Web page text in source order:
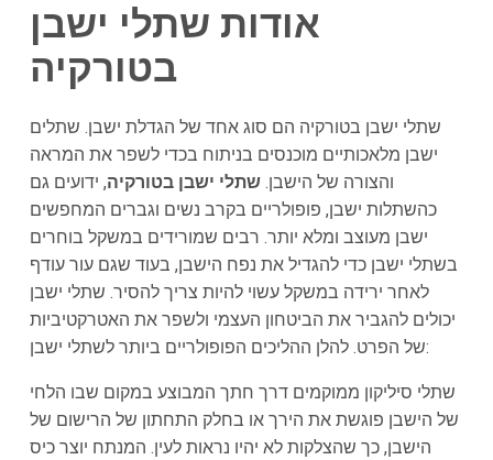
אודות שתלי ישבן
בטורקיה
שתלי ישבן בטורקיה הם סוג אחד של הגדלת ישבן. שתלים
ישבן מלאכותיים מוכנסים בניתוח בכדי לשפר את המראה
והצורה של הישבן.שתלי ישבן בטורקיה, ידועים גם
כהשתלות ישבן, פופולריים בקרב נשים וגברים המחפשים
ישבן מעוצב ומלא יותר. רבים שמורידים במשקל בוחרים
בשתלי ישבן כדי להגדיל את נפח הישבן, בעוד שגם עור עודף
לאחר ירידה במשקל עשוי להיות צריך להסיר. שתלי ישבן
יכולים להגביר את הביטחון העצמי ולשפר את האטרקטיביות
של הפרט. להלן ההליכים הפופולריים ביותר לשתלי ישבן:
שתלי סיליקון ממוקמים דרך חתך המבוצע במקום שבו הלחי
של הישבן פוגשת את הירך או בחלק התחתון של הרישום של
הישבן, כך שהצלקות לא יהיו נראות לעין. המנתח יוצר כיס